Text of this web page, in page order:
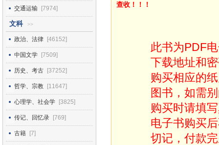
交通运输 [7974]
文科 >>
政治、法律 [46152]
中国文学 [7509]
历史、考古 [37252]
哲学、宗教 [11647]
心理学、社会学 [3825]
传记、回忆录 [769]
古籍 [7]
查收！！！
此书为PDF
下载地址和
购买相应的
图书，如需
购买时请填
电子书购买
切记，付款